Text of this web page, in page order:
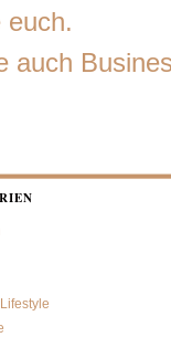
euch.
auch